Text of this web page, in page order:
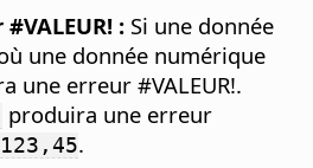
: Si une donnée
une donnée numérique
une erreur #VALEUR!.
produira une erreur
123,45.